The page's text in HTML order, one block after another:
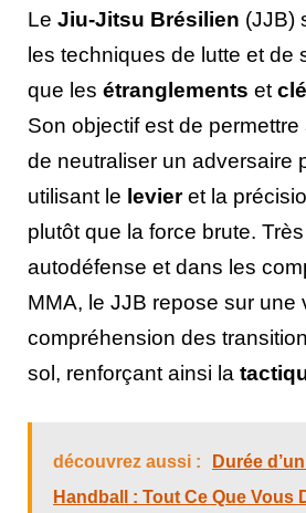
Le Jiu-Jitsu Brésilien (JJB)
les techniques de lutte et de
que les étranglements et
Son objectif est de
de neutraliser un adversaire
utilisant le levieret la
plutôt que la force brute.
autodéfense et dans les
MMA, le JJB repose sur une
compréhension des
sol, renforçant ainsi la
découvrez aussi :
Durée
Handball : Tout Ce Que Vous